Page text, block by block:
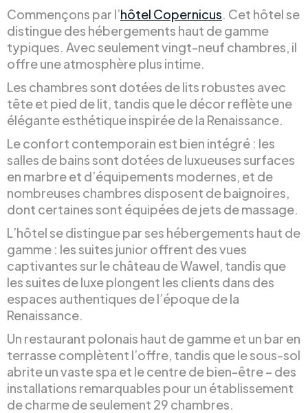
Commençons par l’hôtel Copernicus . Cet hôtel se
distingue des hébergements haut de gamme
typiques. Avec seulement vingt-neuf chambres, il
offre une atmosphère plus intime.
Les chambres sont dotées de lits robustes avec
tête et pied de lit, tandis que le décor reflète une
élégante esthétique inspirée de la Renaissance.
Le confort contemporain est bien intégré : les
salles de bains sont dotées de luxueuses surfaces
en marbre et d’équipements modernes, et de
nombreuses chambres disposent de baignoires,
dont certaines sont équipées de jets de massage.
L’hôtel se distingue par ses hébergements haut de
gamme : les suites junior offrent des vues
captivantes sur le château de Wawel, tandis que
les suites de luxe plongent les clients dans des
espaces authentiques de l’époque de la
Renaissance.
Un restaurant polonais haut de gamme et un bar en
terrasse complètent l’offre, tandis que le sous-sol
abrite un vaste spa et le centre de bien-être – des
installations remarquables pour un établissement
de charme de seulement 29 chambres.